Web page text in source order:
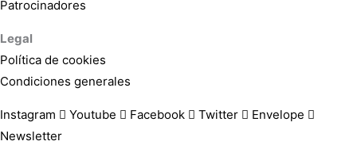
Patrocinadores
Legal
Política de cookies
Condiciones generales
Instagram Youtube Facebook Twitter
Envelope
Newsletter